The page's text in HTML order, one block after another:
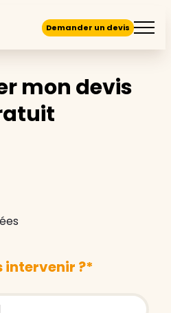
Demander un devis
mon devis
intervenir ?*
- Autocompletion